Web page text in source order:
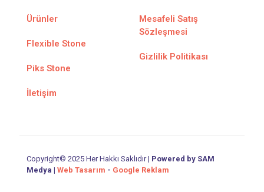
Ürünler
Flexible Stone
Piks Stone
İletişim
Mesafeli Satış
Sözleşmesi
Gizlilik Politikası
Copyright© 2025 Her Hakkı Saklıdır | Powered by SAM
Medya | Web Tasarım - Google Reklam